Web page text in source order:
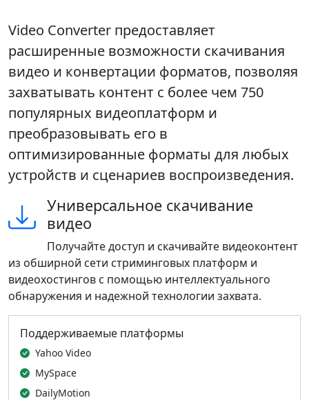
Video Converter предоставляет
расширенные возможности скачивания
видео и конвертации форматов, позволяя
захватывать контент с более чем 750
популярных видеоплатформ и
преобразовывать его в
оптимизированные форматы для любых
устройств и сценариев воспроизведения.
Универсальное скачивание
видео
Получайте доступ и скачивайте видеоконтент
из обширной сети стриминговых платформ и
видеохостингов с помощью интеллектуального
обнаружения и надежной технологии захвата.
Поддерживаемые платформы
Yahoo Video
MySpace
DailyMotion